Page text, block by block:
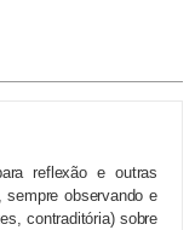
reflexão e outras
observando e
contraditória) sobre